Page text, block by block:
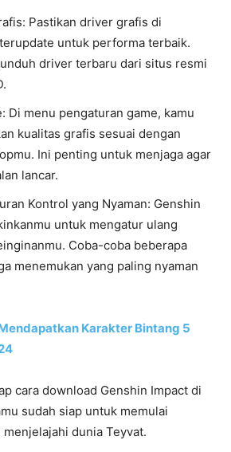
Pastikan driver grafis di
untuk performa terbaik.
driver terbaru dari situs resmi
Di menu pengaturan game, kamu
kualitas grafis sesuai dengan
Ini penting untuk menjaga agar
lancar.
Kontrol yang Nyaman: Genshin
untuk mengatur ulang
Coba-coba beberapa
menemukan yang paling nyaman
Karakter Bintang 5
cara download Genshin Impact di
sudah siap untuk memulai
dunia Teyvat.